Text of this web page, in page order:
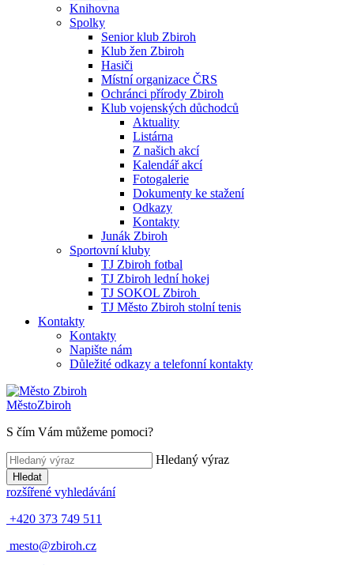
Knihovna
Spolky
Senior klub Zbiroh
Klub žen Zbiroh
Hasiči
Místní organizace ČRS
Ochránci přírody Zbiroh
Klub vojenských důchodců
Aktuality
Listárna
Z našich akcí
Kalendář akcí
Fotogalerie
Dokumenty ke stažení
Odkazy
Kontakty
Junák Zbiroh
Sportovní kluby
TJ Zbiroh fotbal
TJ Zbiroh lední hokej
TJ SOKOL Zbiroh
TJ Město Zbiroh stolní tenis
Kontakty
Kontakty
Napište nám
Důležité odkazy a telefonní kontakty
MěstoZbiroh
S čím Vám můžeme pomoci?
Hledaný výraz
Hledat
rozšířené vyhledávání
+420 373 749 511
mesto@zbiroh.cz